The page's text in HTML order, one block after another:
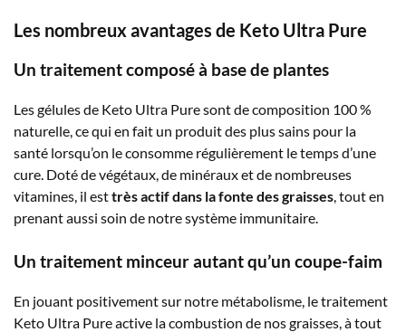
Les nombreux avantages de Keto Ultra Pure
Un traitement composé à base de plantes
Les gélules de Keto Ultra Pure sont de composition 100 %
naturelle, ce qui en fait un produit des plus sains pour la
santé lorsqu’on le consomme régulièrement le temps d’une
cure. Doté de végétaux, de minéraux et de nombreuses
vitamines, il esttrès actif dans la fonte des graisses , tout en
prenant aussi soin de notre système immunitaire.
Un traitement minceur autant qu’un coupe-faim
En jouant positivement sur notre métabolisme, le traitement
Keto Ultra Pure active la combustion de nos graisses, à tout